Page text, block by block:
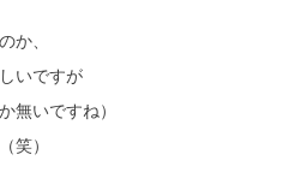
か、
いですが
無いですね）
笑）